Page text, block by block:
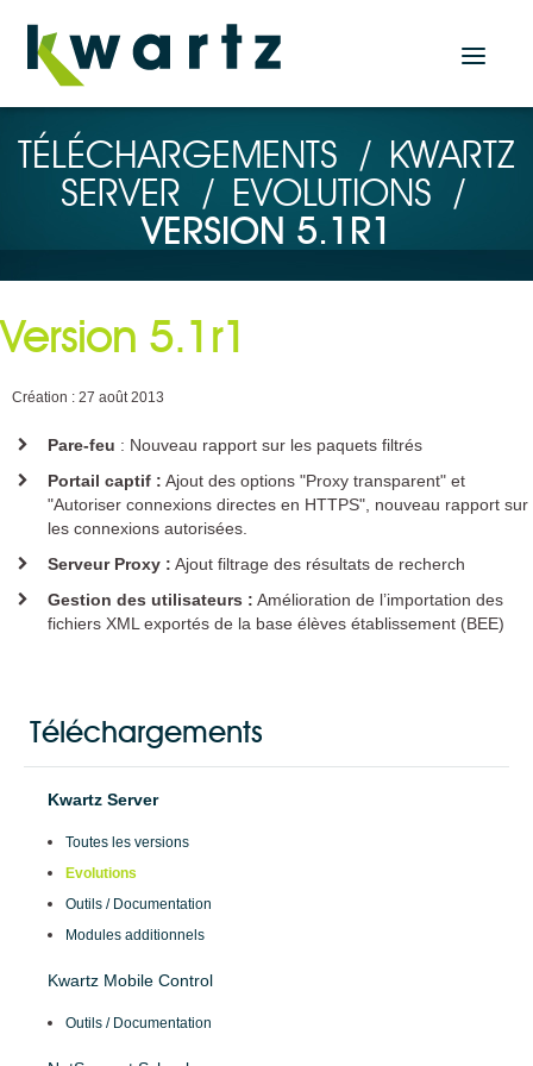
Actualités
Accueil
KWARTZ SERVER
Solutions Tablettes
KMC BOX
KMC CLOUD
Plugin KMC pour KWARTZ SERVER
Plugin KMC pour EOLE
Solutions de filtrage
PROTEKT BOX
K-ONSOLE
Support
Mises à jour à distance
Notes d'application
Questions fréquentes
TÉLÉCHARGEMENTS / KWARTZ
SERVER
/ EVOLUTIONS
/
VERSION 5.1R1
Version 5.1r1
Création : 27 août 2013
Pare-feu : Nouveau rapport sur les paquets filtrés
Portail captif : Ajout des options "Proxy transparent" et
"Autoriser connexions directes en HTTPS", nouveau rapport sur
les connexions autorisées.
Serveur Proxy : Ajout filtrage des résultats de recherch
Gestion des utilisateurs : Amélioration de l’importation des
fichiers XML exportés de la base élèves établissement (BEE)
Téléchargements
Kwartz Server
Toutes les versions
Evolutions
Outils / Documentation
Modules additionnels
Kwartz Mobile Control
Outils / Documentation